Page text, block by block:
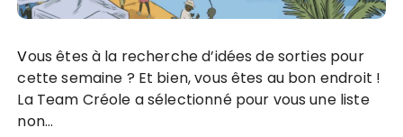
Vous êtes à la recherche d’idées de sorties pour
cette semaine ? Et bien, vous êtes au bon endroit !
La Team Créole a sélectionné pour vous une liste
non…